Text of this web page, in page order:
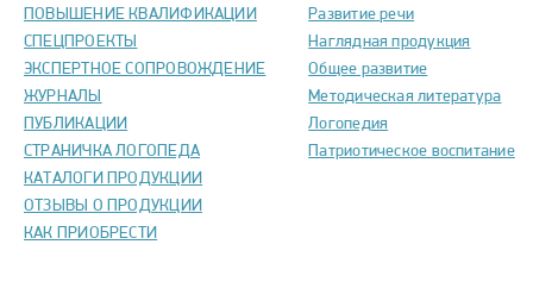
ПОВЫШЕНИЕ КВАЛИФИКАЦИИ
СПЕЦПРОЕКТЫ
ЭКСПЕРТНОЕ СОПРОВОЖДЕНИЕ
ЖУРНАЛЫ
ПУБЛИКАЦИИ
СТРАНИЧКА ЛОГОПЕДА
КАТАЛОГИ ПРОДУКЦИИ
ОТЗЫВЫ О ПРОДУКЦИИ
КАК ПРИОБРЕСТИ
Развитие речи
Наглядная продукция
Общее развитие
Методическая литература
Логопедия
Патриотическое воспитание